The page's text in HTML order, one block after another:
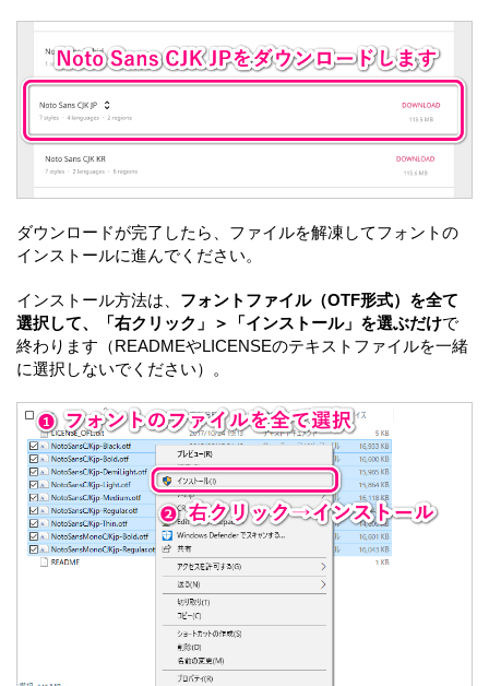
ダウンロードが完了したら、ファイルを解凍してフォントの
インストールに進んでください。
インストール方法は、 フォントファイル（OTF形式）を全て
選択して、「右クリック」＞「インストール」を選ぶだけで
終わります（READMEやLICENSEのテキストファイルを一緒
に選択しないでください）。